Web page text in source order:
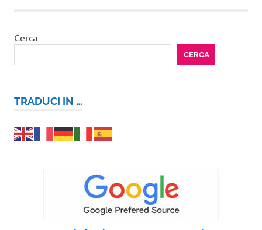
Cerca
CERCA
TRADUCI IN …